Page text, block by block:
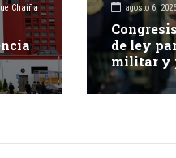
Chaiña agosto 6,
de ley
militar y